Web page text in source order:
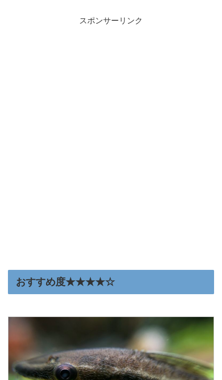
スポンサーリンク
おすすめ度★★★★☆